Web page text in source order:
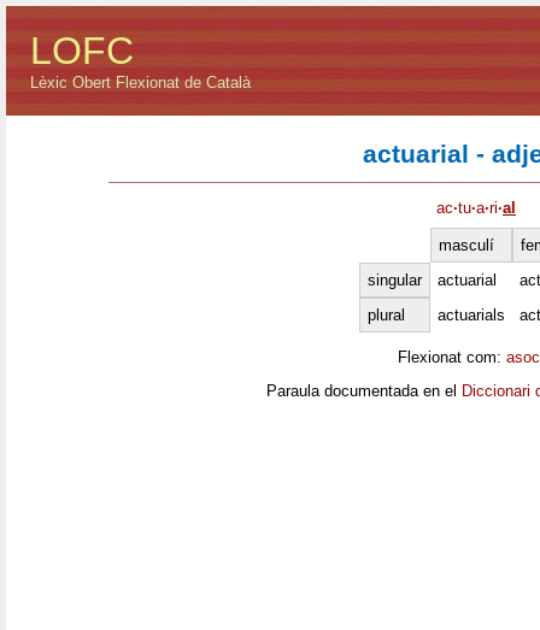
LOFC
Lèxic Obert Flexionat de Català
actuarial -
ac·tu·a·ri·al
masculí
singular
actuarial
plural
actuarials
Flexionat com:
Paraula documentada en el Diccionari